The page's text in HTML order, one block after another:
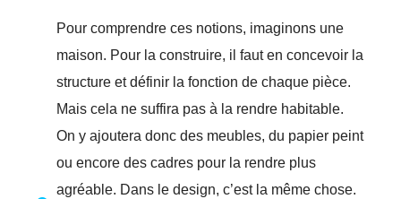
Pour comprendre ces notions, imaginons une
maison. Pour la construire, il faut en concevoir la
structure et définir la fonction de chaque pièce.
Mais cela ne suffira pas à la rendre habitable.
On y ajoutera donc des meubles, du papier peint
ou encore des cadres pour la rendre plus
agréable. Dans le design, c’est la même chose.